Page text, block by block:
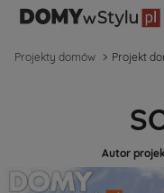
Projekty domów Projekt
Autor